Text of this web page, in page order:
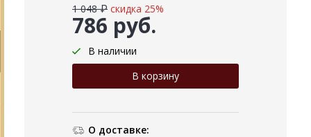
786 руб.
1 048 ₽ скидка 25%
В наличии
О доставке: